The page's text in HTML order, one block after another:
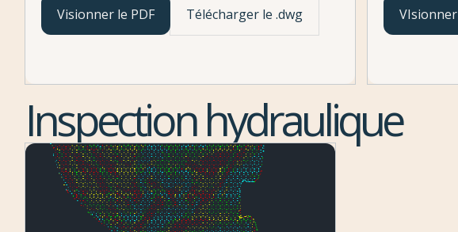
Visionner le PDF Télécharger le .dwg
Inspection hydraulique